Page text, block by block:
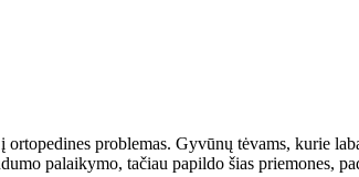
problemas. Gyvūnų tėvams, kurie
palaikymo, tačiau papildo šias priemones,